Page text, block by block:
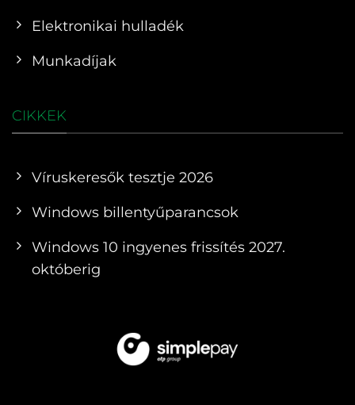
Elektronikai hulladék
Munkadíjak
CIKKEK
Víruskeresők tesztje 2026
Windows billentyűparancsok
Windows 10 ingyenes frissítés 2027.
októberig